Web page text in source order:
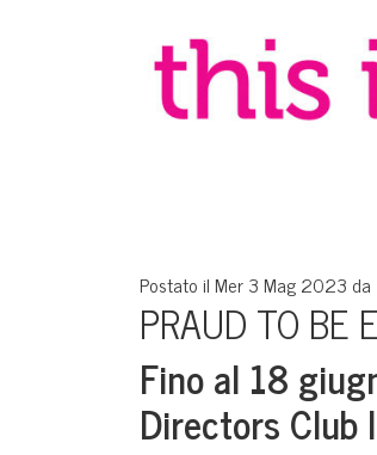
Postato il Mer 3 Mag 2023 da
PRAUD TO BE
Fino al 18
Directors Club